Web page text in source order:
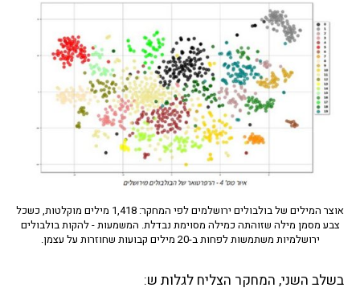
אוצר המילים של בולבולים ירושלמים לפי המחקר: 1,418 מילים מוקלטות, כשכל
צבע מסמן מילה שזוהתה כמילה מסוימת נבדלת. המשמעות - להקות בולבולים
ירושלמיות משתמשות לפחות ב-20 מילים קבועות שחוזרות על עצמן.
בשלב השני, המחקר הצליח לגלות ש: